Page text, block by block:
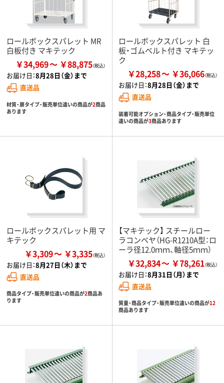
ロールボックスパレット MR
白板付き マキテック
￥34,969 ￥88,875
お届け日：8月28日（金）まで
直送品
材質・扉タイプ・販売単位違いの商品が2商品
あります
ロールボックスパレット 白
板・ゴムベルト付き マキテッ
ク
￥28,258 ￥36,066
お届け日：8月28日（金）まで
直送品
装着可能オプション・商品タイプ・販売単位
違いの商品が3商品あります
ロールボックスパレット用 マ
キテック
￥3,309 ￥3,335
お届け日：8月27日（木）まで
直送品
商品タイプ・販売単位違いの商品が2商品あ
ります
【マキテック】 スチールロー
ラコンベヤ（HG-R1210A型：ロ
ーラ径12.0ｍｍ、軸径5ｍｍ）
￥32,834 ￥78,261
お届け日：8月31日（月）まで
直送品
質量・商品タイプ・販売単位違いの商品が12
商品あります